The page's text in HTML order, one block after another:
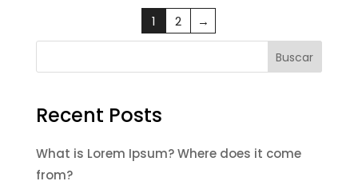
1 2 →
Buscar
Recent Posts
What is Lorem Ipsum? Where does it come
from?